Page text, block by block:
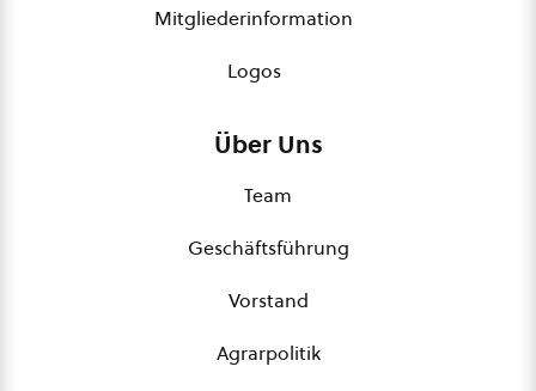
Mitgliederinformation
Logos
Über Uns
Team
Geschäftsführung
Vorstand
Agrarpolitik